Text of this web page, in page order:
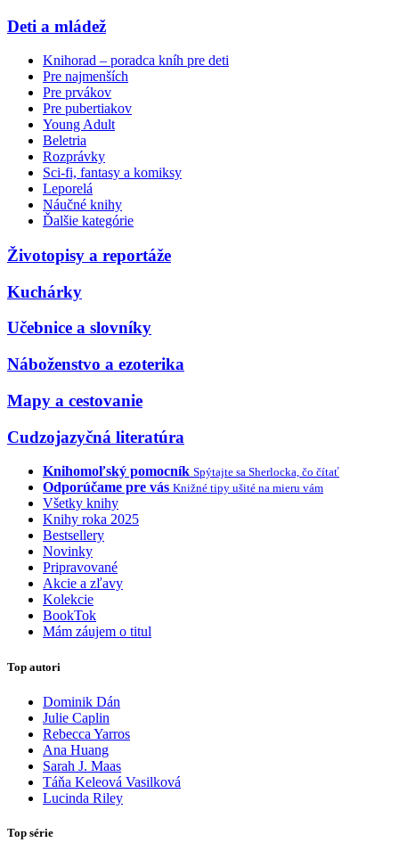
Deti a mládež
Knihorad – poradca kníh pre deti
Pre najmenších
Pre prvákov
Pre pubertiakov
Young Adult
Beletria
Rozprávky
Sci-fi, fantasy a komiksy
Leporelá
Náučné knihy
Ďalšie kategórie
Životopisy a reportáže
Kuchárky
Učebnice a slovníky
Náboženstvo a ezoterika
Mapy a cestovanie
Cudzojazyčná literatúra
Knihomoľský pomocník Spýtajte sa Sherlocka, čo čítať
Odporúčame pre vás Knižné tipy ušité na mieru vám
Všetky knihy
Knihy roka 2025
Bestsellery
Novinky
Pripravované
Akcie a zľavy
Kolekcie
BookTok
Mám záujem o titul
Top autori
Dominik Dán
Julie Caplin
Rebecca Yarros
Ana Huang
Sarah J. Maas
Táňa Keleová Vasilková
Lucinda Riley
Top série